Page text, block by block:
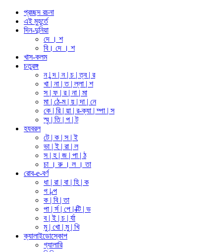
প্রচ্ছদ রচনা
এই মুহূর্তে
দিন-দুনিয়া
দে । শ
বি। দে । শ
খাস-কলম
চতুরঙ্গ
ন | ন্দ | ন | চ | ত্ব | র
খা | না | ত | ল্লা | শ
স | ফ | র | না | মা
মা | ঠে-ম | য় | দা | নে
কে | রি | য়া | র-ক্যা | ম্পা | স
স্মৃ | তি | প | ট
হযবরল
টে | ক | স | ই
ভা | ই | রা | ল
স | হ | জ | পা | ঠ
চা । রু । ল । তা
রোব-e-বর্ণ
ধা | রা | বা | হি | ক
গ | ল্প
ক | বি | তা
পা | র্স | পে | ক্টি | ভ
ব | ই | চ | র্যা
মু | খো | মু | খি
ক্যালাইডোস্কোপ
গ্যালারি